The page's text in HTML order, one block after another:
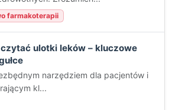
farmakoterapii
ulotki leków – kluczowe
narzędziem dla pacjentów i
kl...